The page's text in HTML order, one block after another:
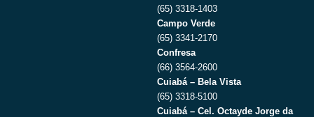
(65) 3318-1403
Campo Verde
(65) 3341-2170
Confresa
(66) 3564-2600
Cuiabá – Bela Vista
(65) 3318-5100
Cuiabá – Cel. Octayde Jorge da